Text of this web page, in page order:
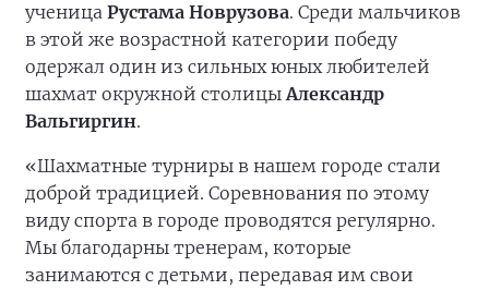
ученица Рустама Новрузова. Среди мальчиков
в этой же возрастной категории победу
одержал один из сильных юных любителей
шахмат окружной столицыАлександр
Вальгиргин.
«Шахматные турниры в нашем городе стали
доброй традицией. Соревнования по этому
виду спорта в городе проводятся регулярно.
Мы благодарны тренерам, которые
занимаются с детьми, передавая им свои